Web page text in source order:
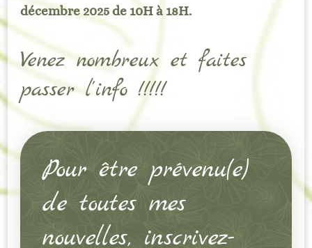
décembre 2025 de 10H à 18H.
Venez nombreux et faites
passer l’info !!!!!
Pour être prévenu(e)
de toutes mes
nouvelles, inscrivez-